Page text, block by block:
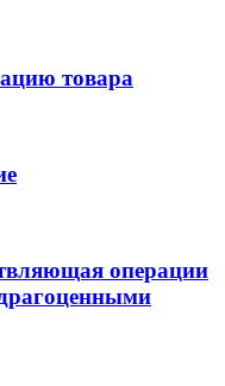
товара
операции